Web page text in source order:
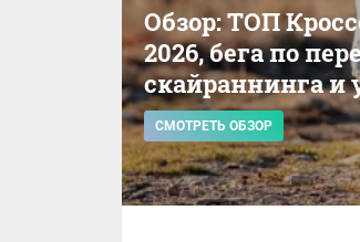
Обзор: ТОП
2026, бега по
скайраннинга и
СМОТРЕТЬ ОБЗОР